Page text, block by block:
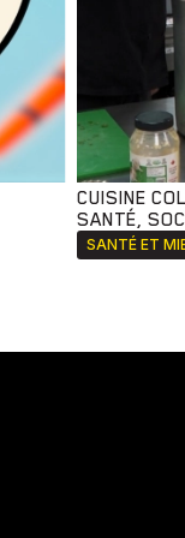
CUISINE
SANTÉ,
SANTÉ ET